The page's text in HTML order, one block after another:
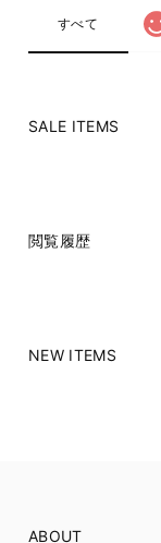
すべて
SALE ITEMS
閲覧履歴
NEW ITEMS
ABOUT